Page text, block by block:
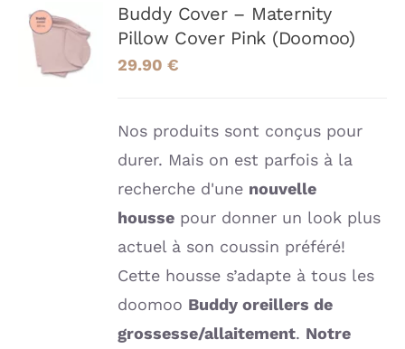
AJOUTER
AU
Buddy Cover – Maternity
Pillow Cover Pink (Doomoo)
29.90€
Nos produits sont conçus pour
durer. Mais on est parfois à la
recherche d'une nouvelle
housse pour donner un look plus
actuel à son coussin préféré!
Cette housse s’adapte à tous les
doomoo Buddy oreillers de
grossesse/allaitement. Notre